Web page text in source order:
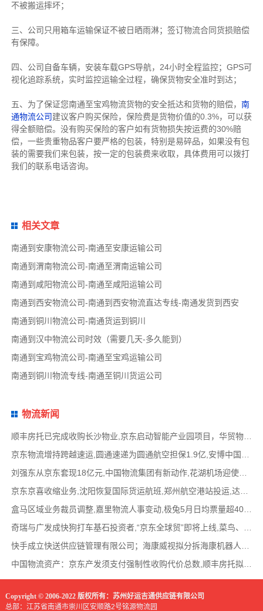
不被搬运摔坏；
三、公司只用箱车运输保证不被日晒雨淋；签订物流合同货损赔偿
有保障。
四、公司自备车辆，安装车载GPS导航，24小时全程监控；GPS可
视化追踪系统，实时监控运输全过程，确保货物安全准时到达；
五、为了保证您南通至宝鸡物流货物的安全抵达和货物的赔偿， 南
通物流公司建议客户购买保险，保险费是货物价值的0.3%，可以获
得全额赔偿。没有购买保险的客户如有货物损失按运费的30%赔
偿，一些贵重物品客户要严格的包装，特别是易碎品，如果没有包
装的需要我们来包装，按一定的包装费来收取，具体费用可以拨打
我们的联系电话咨询。
相关文章
南通到安康物流公司-南通至安康运输公司
南通到渭南物流公司-南通至渭南运输公司
南通到咸阳物流公司-南通至咸阳运输公司
南通到西安物流公司-南通到西安物流直达专线-南通发货到西安
南通到铜川物流公司-南通货运到铜川
南通到汉中物流公司时效（需要几天-多久能到）
南通到宝鸡物流公司-南通至宝鸡运输公司
南通到铜川物流专线-南通至铜川货运公司
物流新闻
顺丰房托已完成收购长沙物业,京东启动智能产业园项目，华贸物流签署约2亿元专线产品运营合
京东物流增持跨越速运,圆通速递为圆通航空担保1.9亿,安博中国牵手启橙中国,中通云仓发布6
刘强东从京东套现18亿元,中国物流集团有新动作,花湖机场迎使用许可审查,丰巢自营洗衣在全国
京东京喜收缩业务,沈阳恢复国际货运航班,郑州航空港站投运,达达快送发布618战报,顺丰发布最
盒马区域业务裁员调整,嘉里物流人事变动,极兔5月日均票量超4000万,菜鸟开通中美特惠海运专线
奇瑞与广发成快狗打车基石投资者,“京东全球贸”即将上线,菜鸟、普洛斯公布减碳举措,中国
快手成立快送供应链管理有限公司；海康威视拟分拆海康机器人至创业板上市；传化智联6.93亿
中国物流资产：京东产发须支付强制性收购代价总数,顺丰房托拟收购长沙物业,京东、普洛斯等
Copyright © 2006-2022 版权所有：苏州好运吉通供应链有限公司
总部：江苏省南通市崇川区安顺路2号铭源物流园